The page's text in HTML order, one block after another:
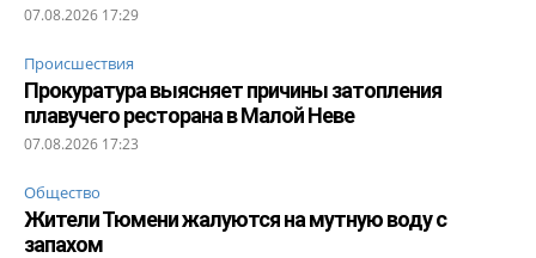
07.08.2026 17:29
Происшествия
Прокуратура выясняет причины затопления
плавучего ресторана в Малой Неве
07.08.2026 17:23
Общество
Жители Тюмени жалуются на мутную воду с
запахом